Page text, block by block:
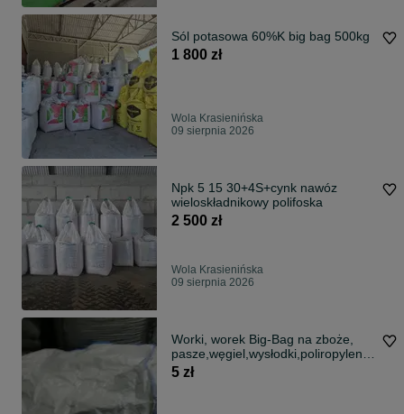
Sól potasowa 60%K big bag 500kg
1 800 zł
Wola Krasienińska
09 sierpnia 2026
Npk 5 15 30+4S+cynk nawóz
wieloskładnikowy polifoska
2 500 zł
Wola Krasienińska
09 sierpnia 2026
Worki, worek Big-Bag na zboże,
pasze,węgiel,wysłodki,poliropyleno
we
5 zł